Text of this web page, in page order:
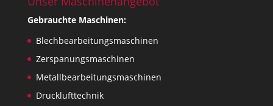
Gebrauchte Maschinen:
Blechbearbeitungsmaschinen
Zerspanungsmaschinen
Metallbearbeitungsmaschinen
Drucklufttechnik